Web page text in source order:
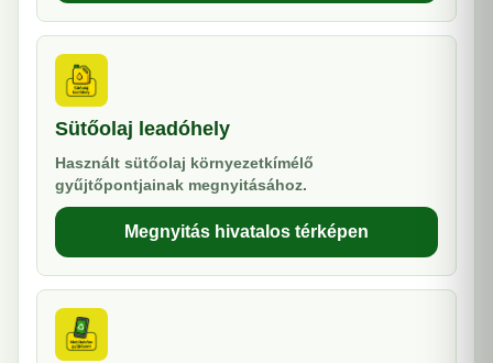
Sütőolaj leadóhely
Használt sütőolaj környezetkímélő
gyűjtőpontjainak megnyitásához.
Megnyitás hivatalos térképen